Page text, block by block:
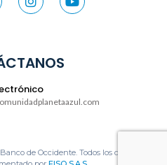
de Occidente. Todos los derechos